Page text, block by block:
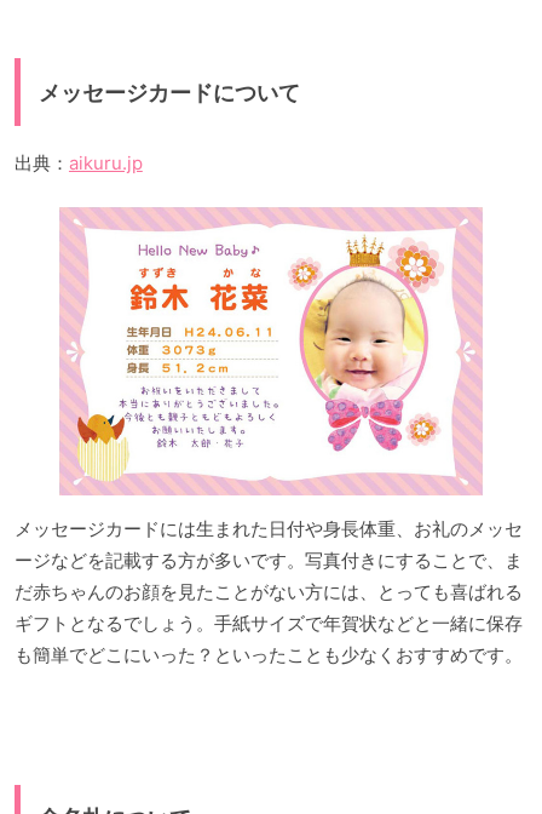
メッセージカードについて
出典： aikuru.jp
メッセージカードには生まれた日付や身長体重、お礼のメッセ
ージなどを記載する方が多いです。写真付きにすることで、ま
だ赤ちゃんのお顔を見たことがない方には、とっても喜ばれる
ギフトとなるでしょう。手紙サイズで年賀状などと一緒に保存
も簡単でどこにいった？といったことも少なくおすすめです。